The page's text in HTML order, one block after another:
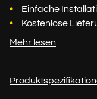
Einfache
Kostenlose
Mehr lesen